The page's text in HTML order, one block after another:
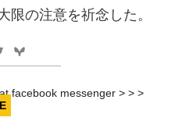
限の注意を祈念した。
facebook messenger > > >